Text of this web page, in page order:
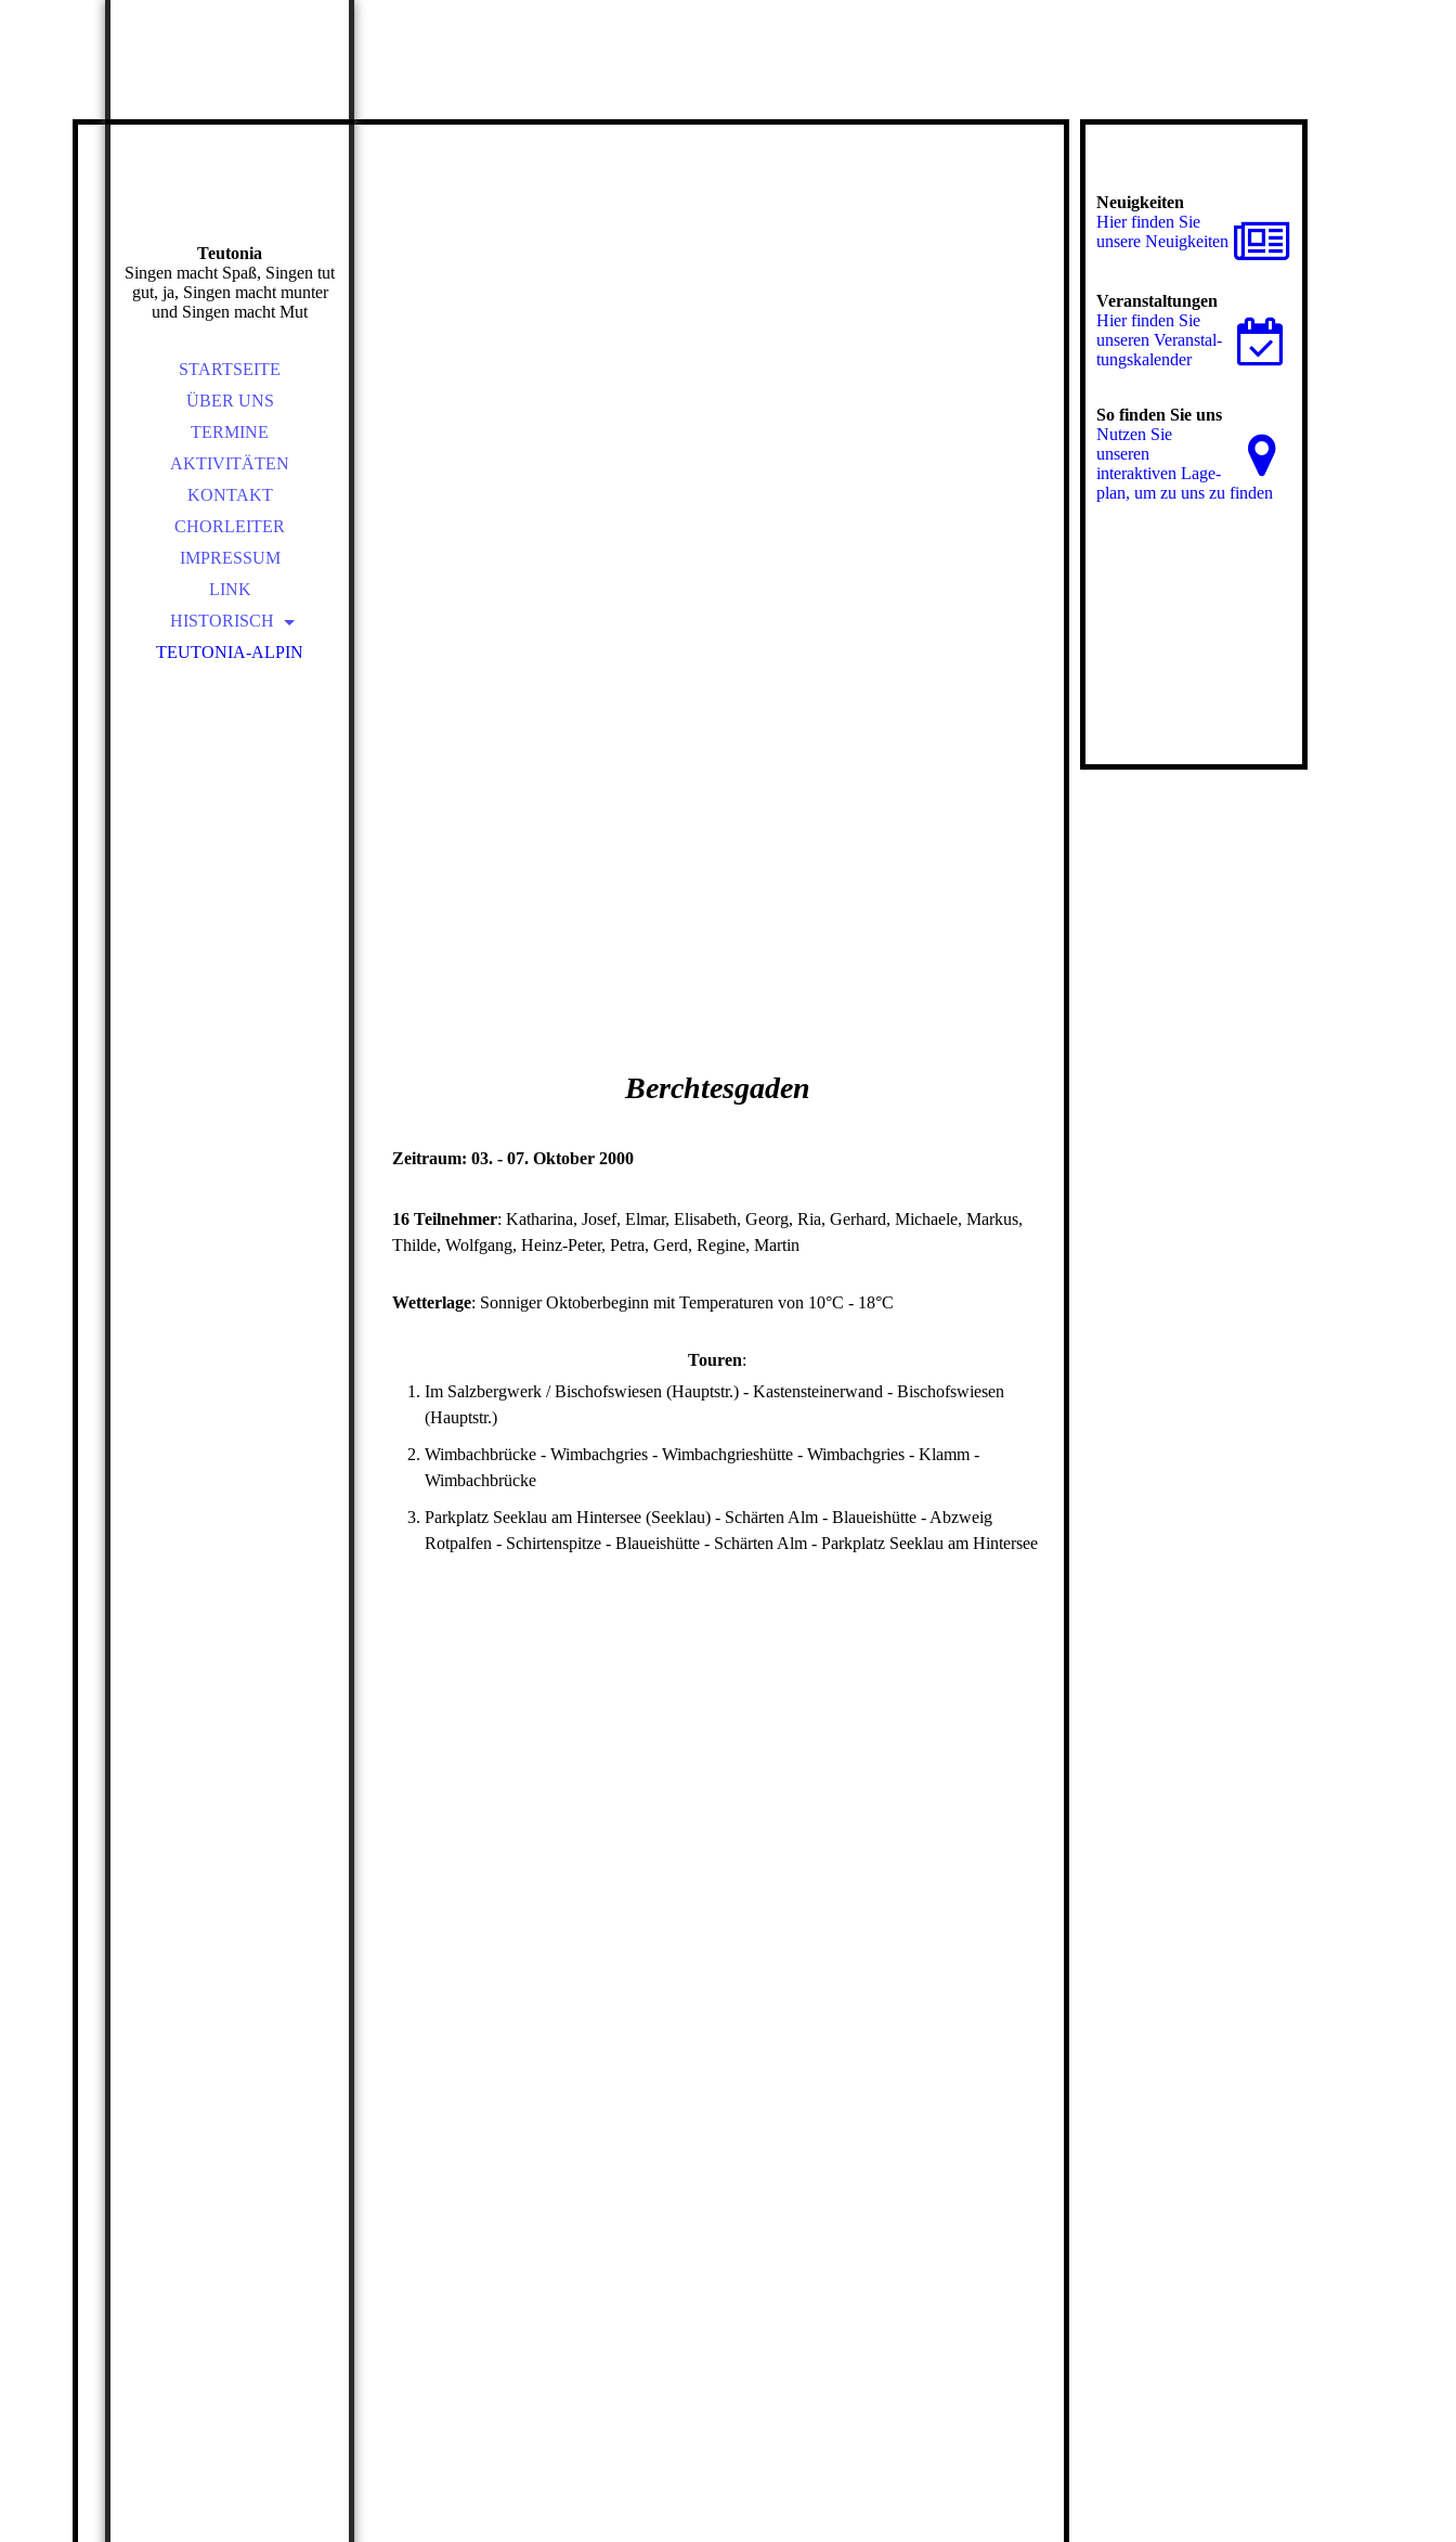
Teutonia
Singen macht Spaß, Singen tut
gut, ja, Singen macht munter
und Singen macht Mut
STARTSEITE
ÜBER UNS
TERMINE
AKTIVITÄTEN
KONTAKT
CHORLEITER
IMPRESSUM
LINK
HISTORISCH
GESCHICHTE
TEUTONIA-ALPIN
Berchtesgaden
Zeitraum: 03. - 07. Oktober 2000
16 Teilnehmer: Katharina, Josef, Elmar, Elisabeth, Georg, Ria, Gerhard, Michaele, Markus,
Thilde, Wolfgang, Heinz-Peter, Petra, Gerd, Regine, Martin
Wetterlage: Sonniger Oktoberbeginn mit Temperaturen von 10°C - 18°C
Touren:
Im Salzbergwerk / Bischofswiesen (Hauptstr.) - Kastensteinerwand - Bischofswiesen
(Hauptstr.)
Wimbachbrücke - Wimbachgries - Wimbachgrieshütte - Wimbachgries - Klamm -
Wimbachbrücke
Parkplatz Seeklau am Hintersee (Seeklau) - Schärten Alm - Blaueishütte - Abzweig
Rotpalfen - Schirtenspitze - Blaueishütte - Schärten Alm - Parkplatz Seeklau am Hintersee
Neuigkeiten
Hier finden Sie
unsere Neuigkeiten
Veranstaltungen
Hier finden Sie
unseren Ver­an­stal­
tungs­ka­len­der
So finden Sie uns
Nutzen Sie
unseren
interaktiven La­ge­
plan, um zu uns zu finden